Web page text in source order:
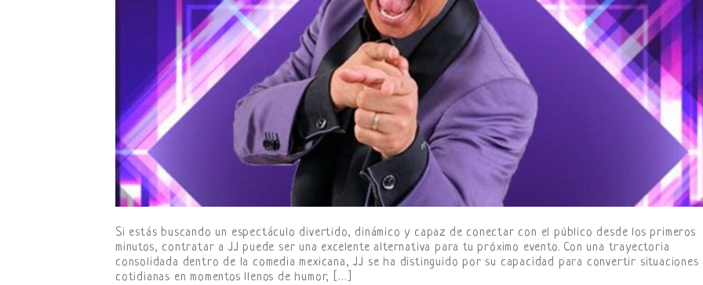
Si estás buscando un espectáculo divertido, dinámico y capaz de conectar con el público desde los primeros
minutos, contratar a JJ puede ser una excelente alternativa para tu próximo evento. Con una trayectoria
consolidada dentro de la comedia mexicana, JJ se ha distinguido por su capacidad para convertir situaciones
cotidianas en momentos llenos de humor, […]